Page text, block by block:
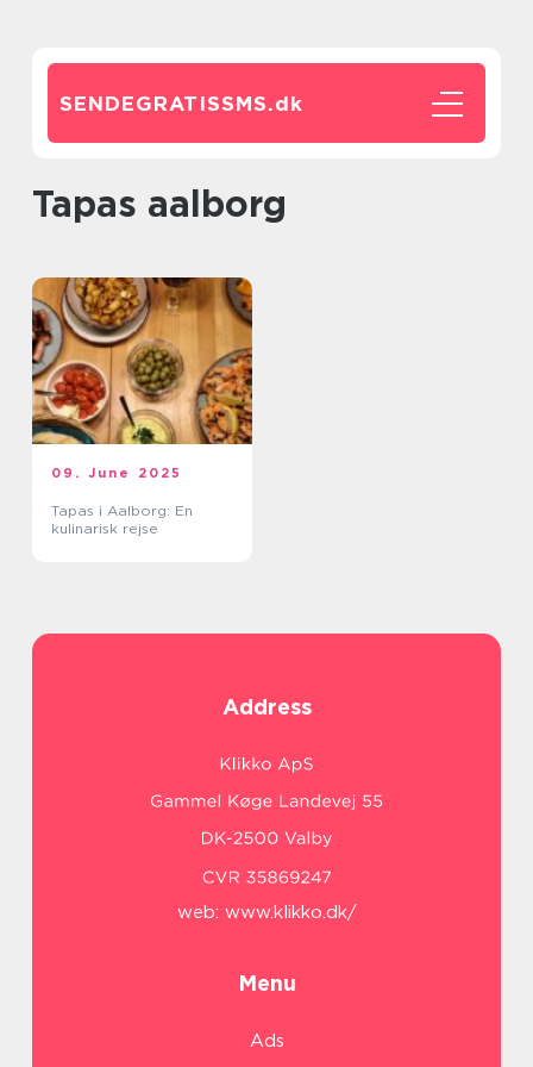
SENDEGRATISSMS.dk
tapas aalborg
09. June 2025
Tapas i Aalborg: En
kulinarisk rejse
Address
web: www.klikko.dk/
Menu
Ads